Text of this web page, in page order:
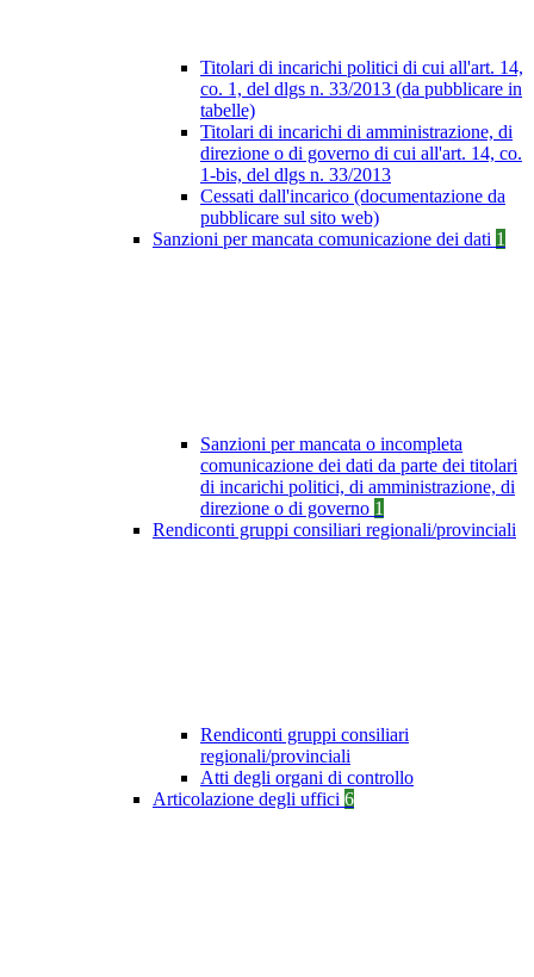
Titolari di incarichi politici di cui all'art. 14,
co. 1, del dlgs n. 33/2013 (da pubblicare in
tabelle)
Titolari di incarichi di amministrazione, di
direzione o di governo di cui all'art. 14, co.
1-bis, del dlgs n. 33/2013
Cessati dall'incarico (documentazione da
pubblicare sul sito web)
Sanzioni per mancata comunicazione dei dati 1
Sanzioni per mancata o incompleta
comunicazione dei dati da parte dei titolari
di incarichi politici, di amministrazione, di
direzione o di governo 1
Rendiconti gruppi consiliari regionali/provinciali
Rendiconti gruppi consiliari
regionali/provinciali
Atti degli organi di controllo
Articolazione degli uffici 6